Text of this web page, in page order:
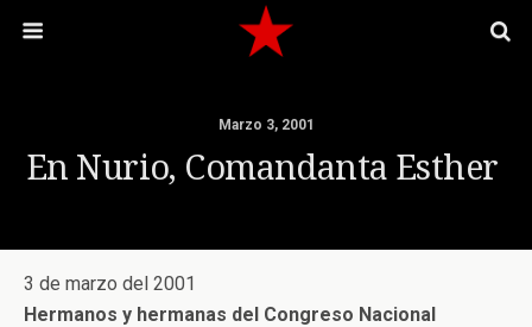
Marzo 3, 2001
En Nurio, Comandanta Esther
3 de marzo del 2001
Hermanos y hermanas del Congreso Nacional